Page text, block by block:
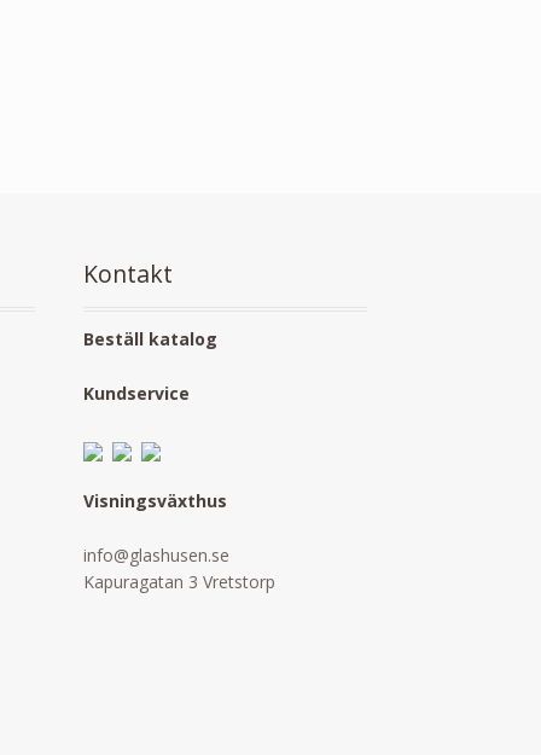
Kontakt
Beställ katalog
Kundservice
Visningsväxthus
info@glashusen.se
Kapuragatan 3 Vretstorp